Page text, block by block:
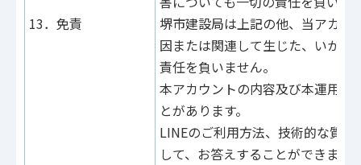
13．免責
堺市建設局は上記の他、当アカウ
因または関連して生じた、いかな
責任を負いません。
本アカウントの内容及び本運用方
とがあります。
LINEのご利用方法、技術的な質
して、お答えすることができませ